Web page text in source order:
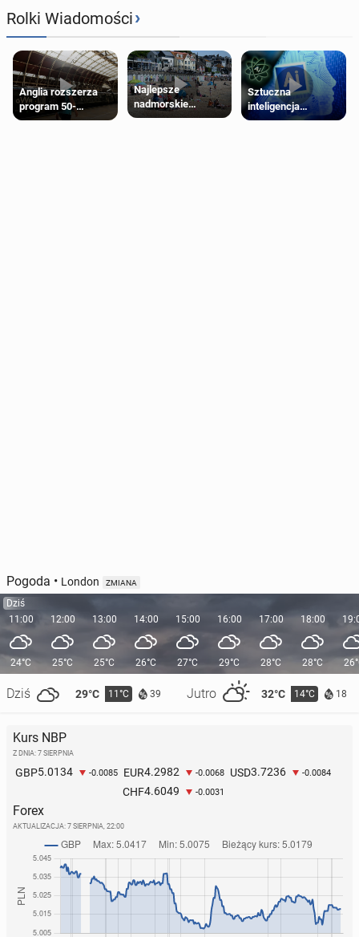
Rolki Wiadomości›
Anglia rozszerza
program 50-
procentowych
Najlepsze
nadmorskie
miasteczko blisko
Sztuczna
inteligencja
próbowała oszukać
Pogoda • London ZMIANA
Dziś
11:00
24°C
Dziś 29°C 11°C 39 Jutro 32°C 14°C 18
12:00
25°C
13:00
25°C
14:00
26°C
15:00
27°C
16:00
29°C
17:00
28°C
18:00
28°C
Kurs NBP
Z DNIA: 7 SIERPNIA
GBP5.0134 -0.0085 EUR4.2982 -0.0068 USD3.7236 -0.0084
CHF4.6049 -0.0031
Forex
AKTUALIZACJA: 7 SIERPNIA, 22:00